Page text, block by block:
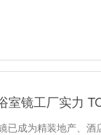
已成为精装地产、酒